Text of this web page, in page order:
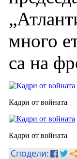
много
са на
Кадри от войната
Кадри от войната